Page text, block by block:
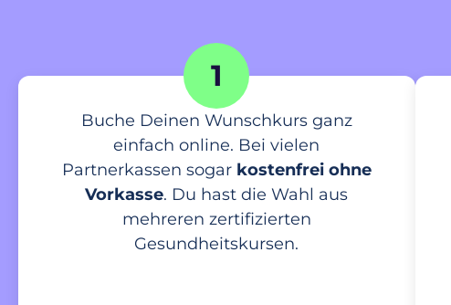
1
Buche Deinen Wunschkurs ganz
einfach online. Bei vielen
Partnerkassen sogar kostenfrei ohne
Vorkasse. Du hast die Wahl aus
mehreren zertifizierten
Gesundheitskursen.